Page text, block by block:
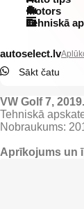
Motors
Tehniskā
autoselect.lv
Sākt čatu
VW Golf 7,
Tehniskā
Nobraukums:
Aprīkojums un